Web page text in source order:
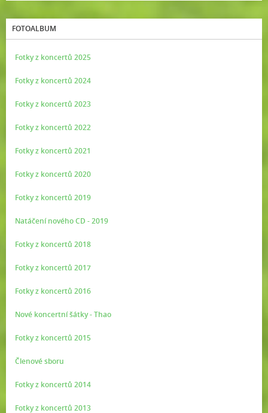
FOTOALBUM
Fotky z koncertů 2025
Fotky z koncertů 2024
Fotky z koncertů 2023
Fotky z koncertů 2022
Fotky z koncertů 2021
Fotky z koncertů 2020
Fotky z koncertů 2019
Natáčení nového CD - 2019
Fotky z koncertů 2018
Fotky z koncertů 2017
Fotky z koncertů 2016
Nové koncertní šátky - Thao
Fotky z koncertů 2015
Členové sboru
Fotky z koncertů 2014
Fotky z koncertů 2013